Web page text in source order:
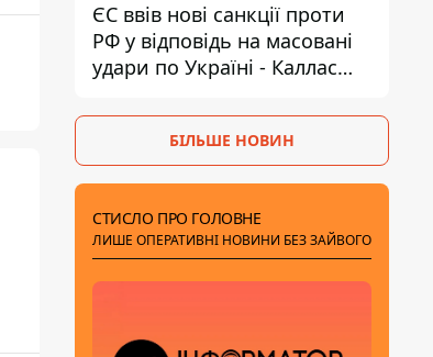
ЄС ввів нові санкції проти
РФ у відповідь на масовані
удари по Україні - Каллас
БІЛЬШЕ НОВИН
СТИСЛО ПРО ГОЛОВНЕ
ЛИШЕ ОПЕРАТИВНІ НОВИНИ БЕЗ ЗАЙВОГО